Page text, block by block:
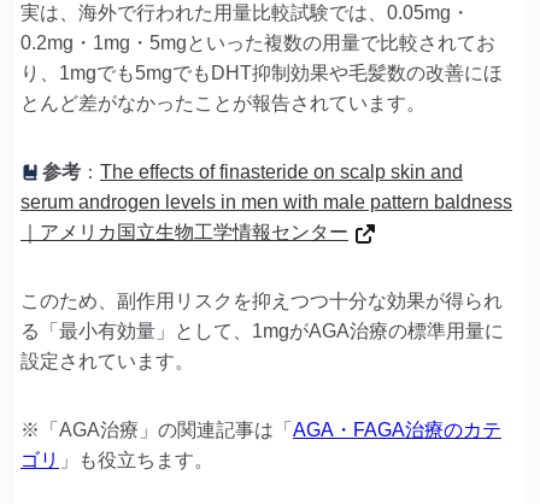
実は、海外で行われた用量比較試験では、0.05mg・
0.2mg・1mg・5mgといった複数の用量で比較されてお
り、1mgでも5mgでもDHT抑制効果や毛髪数の改善にほ
とんど差がなかったことが報告されています。
参考 ： The effects of finasteride on scalp skin and
serum androgen levels in men with male pattern baldness
｜アメリカ国立生物工学情報センター
このため、副作用リスクを抑えつつ十分な効果が得られ
る「最小有効量」として、1mgがAGA治療の標準用量に
設定されています。
※「AGA治療」の関連記事は「 AGA・FAGA治療のカテ
ゴリ 」も役立ちます。